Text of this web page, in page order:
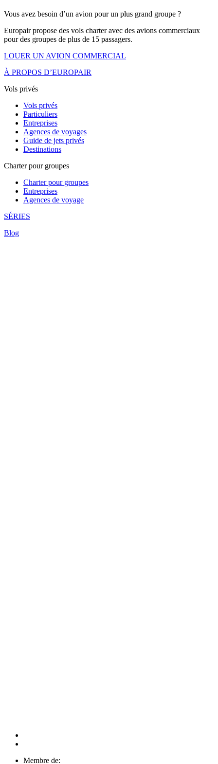
Vous avez besoin d’un avion pour un plus grand groupe ?
Europair propose des vols charter avec des avions commerciaux
pour des groupes de plus de 15 passagers.
LOUER UN AVION COMMERCIAL
À PROPOS D’EUROPAIR
Vols privés
Vols privés
Particuliers
Entreprises
Agences de voyages
Guide de jets privés
Destinations
Charter pour groupes
Charter pour groupes
Entreprises
Agences de voyage
SÉRIES
Blog
Membre de: